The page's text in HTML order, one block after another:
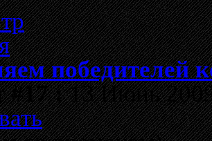
победителей
#17 :13 Июнь